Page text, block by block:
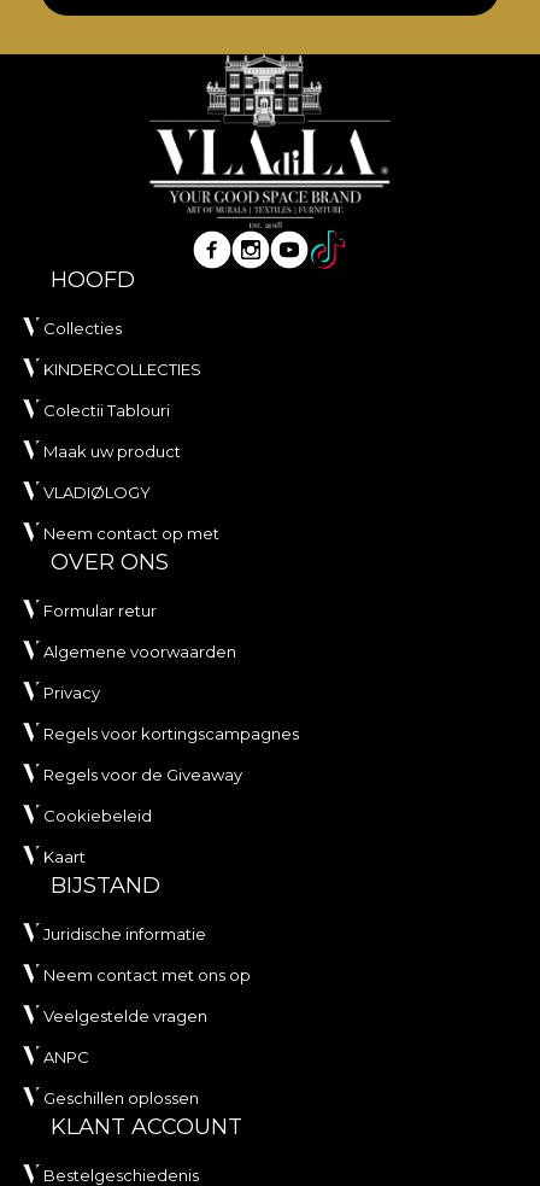
HOOFD
Collecties
KINDERCOLLECTIES
Colectii Tablouri
Maak uw product
VLADIØLOGY
Neem contact op met
OVER ONS
Formular retur
Algemene voorwaarden
Privacy
Regels voor kortingscampagnes
Regels voor de Giveaway
Cookiebeleid
Kaart
BIJSTAND
Juridische informatie
Neem contact met ons op
Veelgestelde vragen
ANPC
Geschillen oplossen
KLANT ACCOUNT
Bestelgeschiedenis